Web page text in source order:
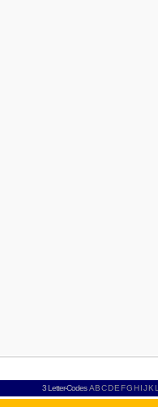
3 Letter-Codes ABCDEFGH IJKL